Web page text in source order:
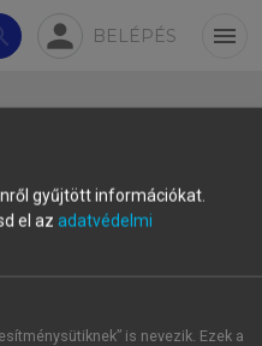
person BELÉPÉS menu
feladat
Kifejezetten egyéni
vagyok
gyűjtött információkat.
el az adatvédelmi
is nevezik. Ezek a